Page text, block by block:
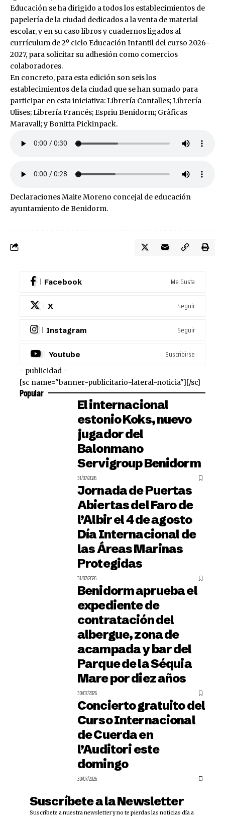
Educación se ha dirigido a todos los establecimientos de
papelería de la ciudad dedicados a la venta de material
escolar, y en su caso libros y cuadernos ligados al
currículum de 2º ciclo Educación Infantil del curso 2026-
2027, para solicitar su adhesión como comercios
colaboradores.
En concreto, para esta edición son seis los
establecimientos de la ciudad que se han sumado para
participar en esta iniciativa: Librería Contalles; Librería
Ulises; Librería Francés; Espriu Benidorm; Gràficas
Maravall; y Bonitta Pickinpack.
Declaraciones Maite Moreno concejal de educación
ayuntamiento de Benidorm.
Facebook Me Gusta
X Seguir
Instagram Seguir
Youtube Suscribirse
- publicidad -
[sc name="banner-publicitario-lateral-noticia"][/sc]
Popular
El internacional
estonio Koks, nuevo
jugador del
Balonmano
Servigroup Benidorm
31/07/2026
Jornada de Puertas
Abiertas del Faro de
l’Albir el 4 de agosto
Día Internacional de
las Áreas Marinas
Protegidas
31/07/2026
Benidorm aprueba el
expediente de
contratación del
albergue, zona de
acampada y bar del
Parque de la Séquia
Mare por diez años
30/07/2026
Concierto gratuito del
Curso Internacional
de Cuerda en
l’Auditori este
domingo
30/07/2026
Suscríbete a la Newsletter
Suscríbete a nuestra newsletter y no te pierdas las noticias día a